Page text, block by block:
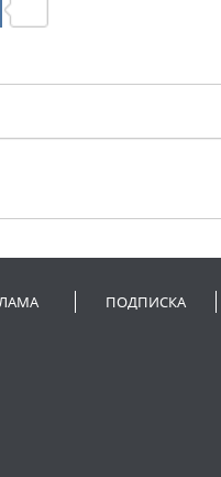
ПОДПИСКА